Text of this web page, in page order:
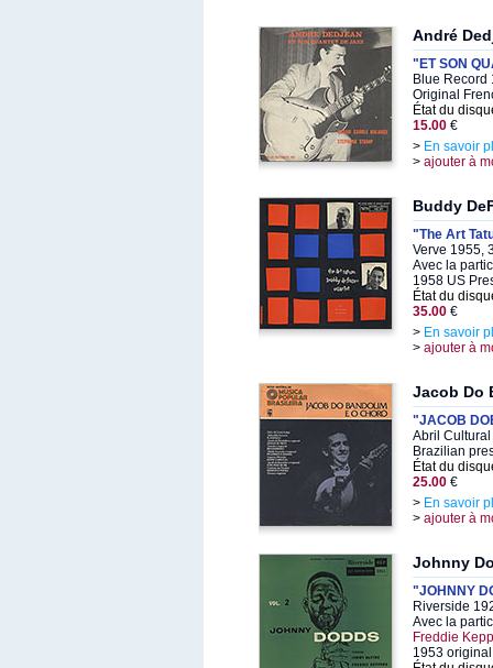
André
"ET SON
Blue Record
Original
État du
15.00 €
> En savoir
> ajouter à
Buddy
"The Art
Verve 1955,
Avec la
1958 US
État du
35.00 €
> En savoir
> ajouter à
Jacob Do
"JACOB
Abril
Brazilian
État du
25.00 €
> En savoir
> ajouter à
Johnny
"JOHNNY
Riverside
Avec la
Freddie
1953